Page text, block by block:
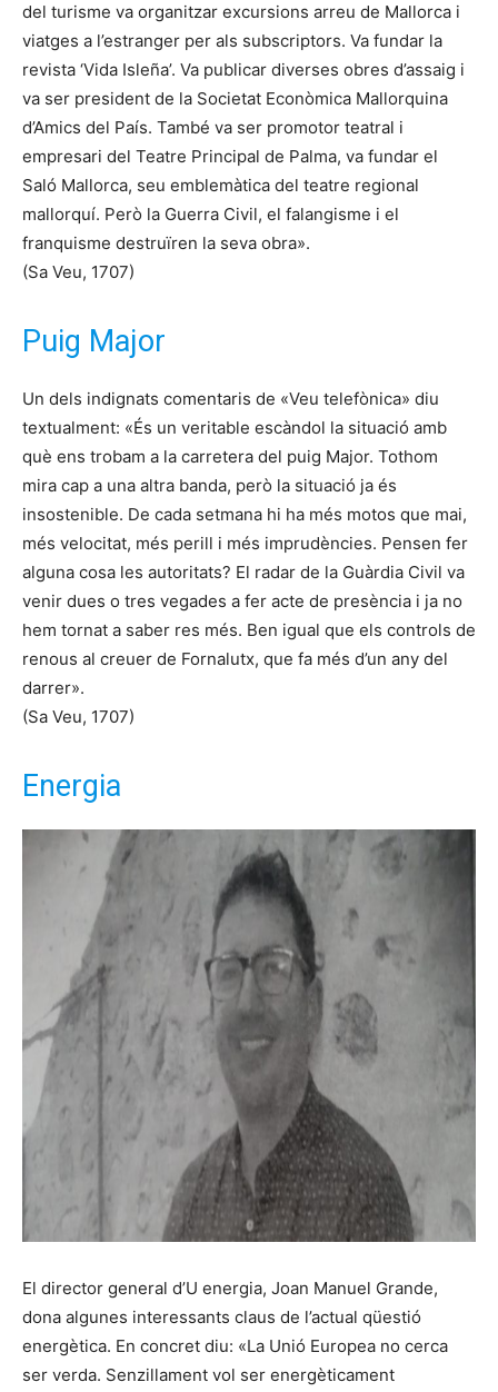
del turisme va organitzar excursions arreu de Mallorca i
viatges a l’estranger per als subscriptors. Va fundar la
revista ‘Vida Isleña’. Va publicar diverses obres d’assaig i
va ser president de la Societat Econòmica Mallorquina
d’Amics del País. També va ser promotor teatral i
empresari del Teatre Principal de Palma, va fundar el
Saló Mallorca, seu emblemàtica del teatre regional
mallorquí. Però la Guerra Civil, el falangisme i el
franquisme destruïren la seva obra».
(Sa Veu, 1707)
Puig Major
Un dels indignats comentaris de «Veu telefònica» diu
textualment: «És un veritable escàndol la situació amb
què ens trobam a la carretera del puig Major. Tothom
mira cap a una altra banda, però la situació ja és
insostenible. De cada setmana hi ha més motos que mai,
més velocitat, més perill i més imprudències. Pensen fer
alguna cosa les autoritats? El radar de la Guàrdia Civil va
venir dues o tres vegades a fer acte de presència i ja no
hem tornat a saber res més. Ben igual que els controls de
renous al creuer de Fornalutx, que fa més d’un any del
darrer».
(Sa Veu, 1707)
Energia
El director general d’U energia, Joan Manuel Grande,
dona algunes interessants claus de l’actual qüestió
energètica. En concret diu: «La Unió Europea no cerca
ser verda. Senzillament vol ser energèticament